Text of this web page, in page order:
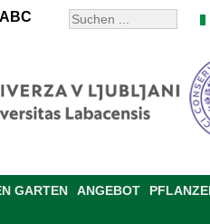
ABC
GARTEN ANGEBOT